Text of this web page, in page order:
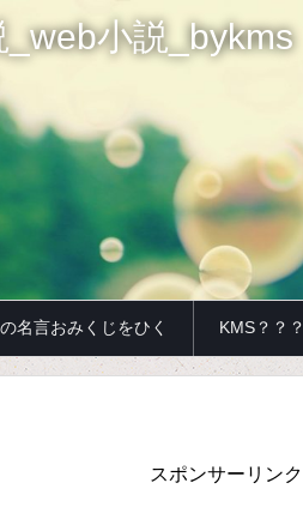
小説_bykms
名言おみくじをひく KMS？？？
スポンサーリンク